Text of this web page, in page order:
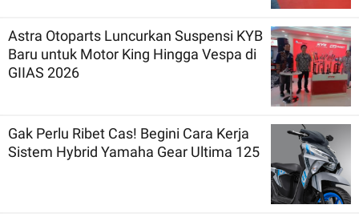
Astra Otoparts Luncurkan Suspensi KYB
Baru untuk Motor King Hingga Vespa di
GIIAS 2026
Gak Perlu Ribet Cas! Begini Cara Kerja
Sistem Hybrid Yamaha Gear Ultima 125